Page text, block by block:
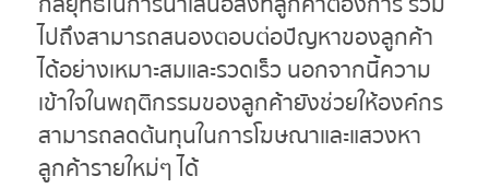
ไปถึงสามารถสนองตอบต่อปัญหาของลูกค้า
ได้อย่างเหมาะสมและรวดเร็ว นอกจากนี้ความ
เข้าใจในพฤติกรรมของลูกค้ายังช่วยให้องค์กร
สามารถลดต้นทุนในการโฆษณาและแสวงหา
ลูกค้ารายใหม่ๆ ได้